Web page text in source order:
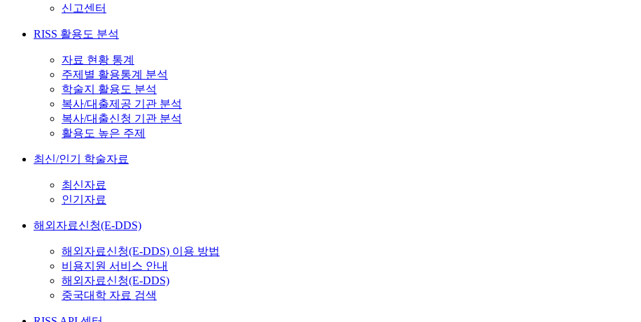
신고센터
RISS 활용도 분석
자료 현황 통계
주제별 활용통계 분석
학술지 활용도 분석
복사/대출제공 기관 분석
복사/대출신청 기관 분석
활용도 높은 주제
최신/인기 학술자료
최신자료
인기자료
해외자료신청(E-DDS)
해외자료신청(E-DDS) 이용 방법
비용지원 서비스 안내
해외자료신청(E-DDS)
중국대학 자료 검색